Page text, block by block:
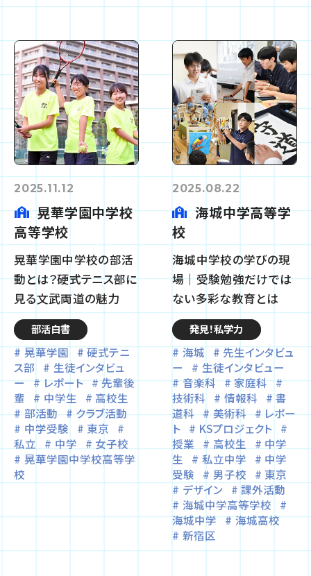
2025.11.12
晃華学園中学校
高等学校
晃華学園中学校の部活
動とは？硬式テニス部に
見る文武両道の魅力
部活白書
晃華学園
硬式テニ
ス部
生徒インタビュ
ー
レポート
先輩後
輩
中学生
高校生
部活動
クラブ活動
中学受験
東京
私立
中学
女子校
晃華学園中学校高等学
校
2025.08.22
海城中学高等学
校
海城中学校の学びの現
場｜受験勉強だけでは
ない多彩な教育とは
発見！私学力
海城
先生インタビュ
ー
生徒インタビュー
音楽科
家庭科
技術科
情報科
書
道科
美術科
レポー
ト
KSプロジェクト
授業
高校生
中学
生
私立中学
中学
受験
男子校
東京
デザイン
課外活動
海城中学高等学校
海城中学
海城高校
新宿区